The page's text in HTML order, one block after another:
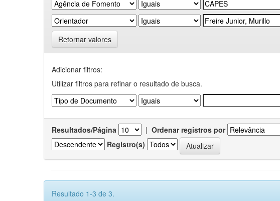
Retornar valores
Adicionar filtros:
Utilizar filtros para refinar o resultado de busca.
Resultados/Página | Ordenar registros por
Registro(s)
Resultado 1-3 de 3.